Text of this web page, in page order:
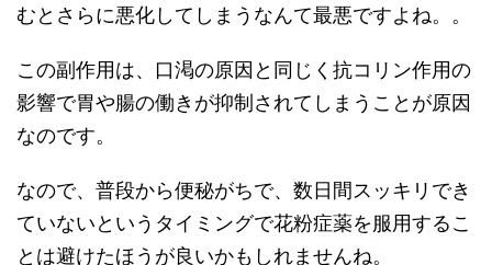
むとさらに悪化してしまうなんて最悪ですよね。。
この副作用は、口渇の原因と同じく抗コリン作用の
影響で胃や腸の働きが抑制されてしまうことが原因
なのです。
なので、普段から便秘がちで、数日間スッキリでき
ていないというタイミングで花粉症薬を服用するこ
とは避けたほうが良いかもしれませんね。